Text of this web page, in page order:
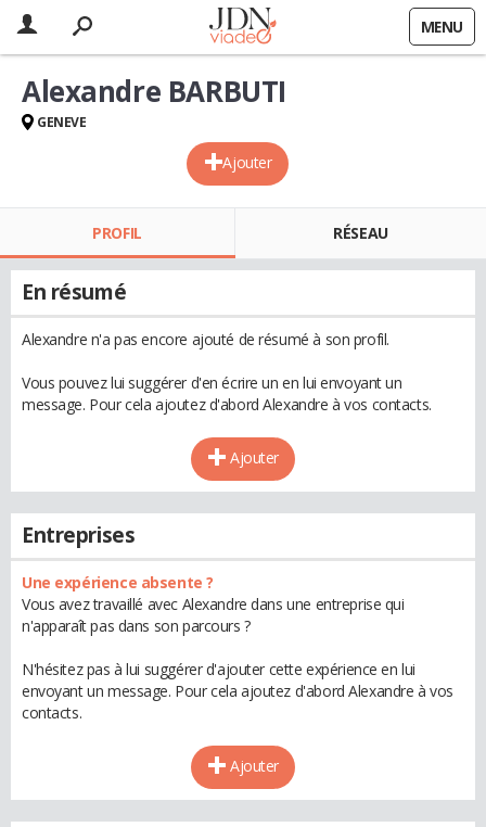
MENU
Ajouter
Alexandre BARBUTI
GENEVE
PROFIL RÉSEAU
En résumé
Alexandre n'a pas encore ajouté de résumé à son profil.
Vous pouvez lui suggérer d'en écrire un en lui envoyant un
message. Pour cela ajoutez d'abord Alexandre à vos contacts.
Ajouter
Entreprises
Une expérience absente ?
Vous avez travaillé avec Alexandre dans une entreprise qui
n'apparaît pas dans son parcours ?
N'hésitez pas à lui suggérer d'ajouter cette expérience en lui
envoyant un message. Pour cela ajoutez d'abord Alexandre à vos
contacts.
Ajouter